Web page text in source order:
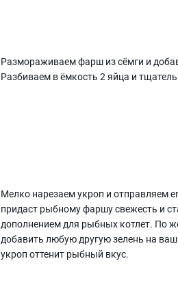
Размораживаем фарш из сёмги и
Разбиваем в ёмкость 2 яйца и
Мелко нарезаем укроп и отправляем
придаст рыбному фаршу свежесть и
дополнением для рыбных котлет. По
добавить любую другую зелень на
укроп оттенит рыбный вкус.